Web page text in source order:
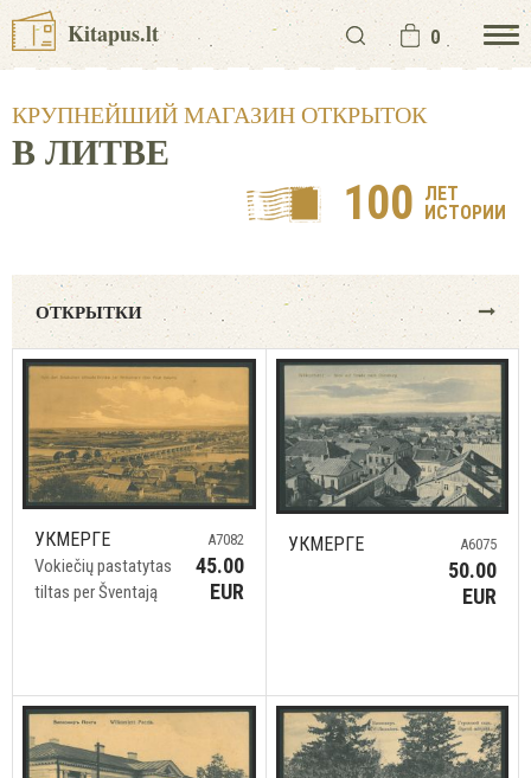
Kitapus.lt 0
КРУПНЕЙШИЙ МАГАЗИН ОТКРЫТОК
В ЛИТВЕ
100 ЛЕТ
ИСТОРИИ
ОТКРЫТКИ
УКМЕРГЕ
Vokiečių pastatytas
tiltas per Šventają
A7082
45.00
EUR
УКМЕРГЕ A6075
50.00
EUR